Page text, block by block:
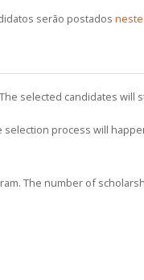
serão postados
selected candidates will
selection process will
The number of